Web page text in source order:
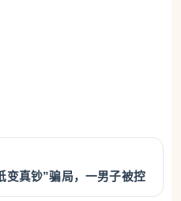
变真钞”骗局，一男子被控